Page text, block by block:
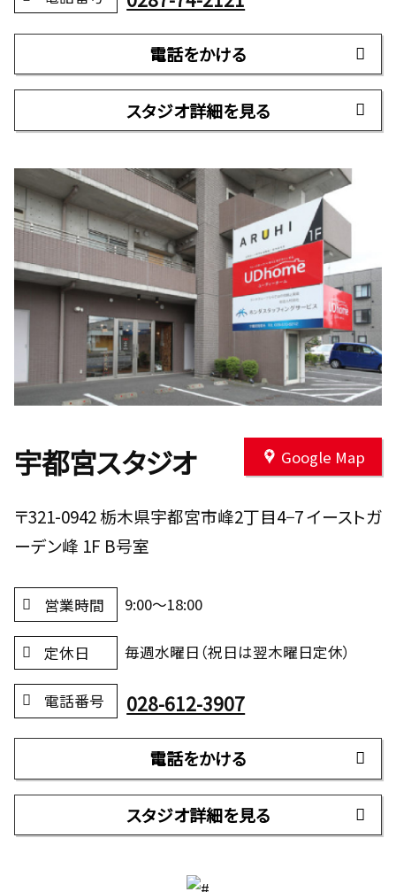
電話をかける
スタジオ詳細を見る
宇都宮スタジオ Google Map
〒321-0942 栃木県宇都宮市峰2丁目4−7 イーストガ
ーデン峰 1F B号室
営業時間 9:00～18:00
定休日 毎週水曜日（祝日は翌木曜日定休）
電話番号 028-612-3907
電話をかける
スタジオ詳細を見る